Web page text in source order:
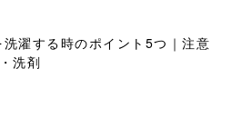
洗濯する時のポイント5つ｜注意
洗剤